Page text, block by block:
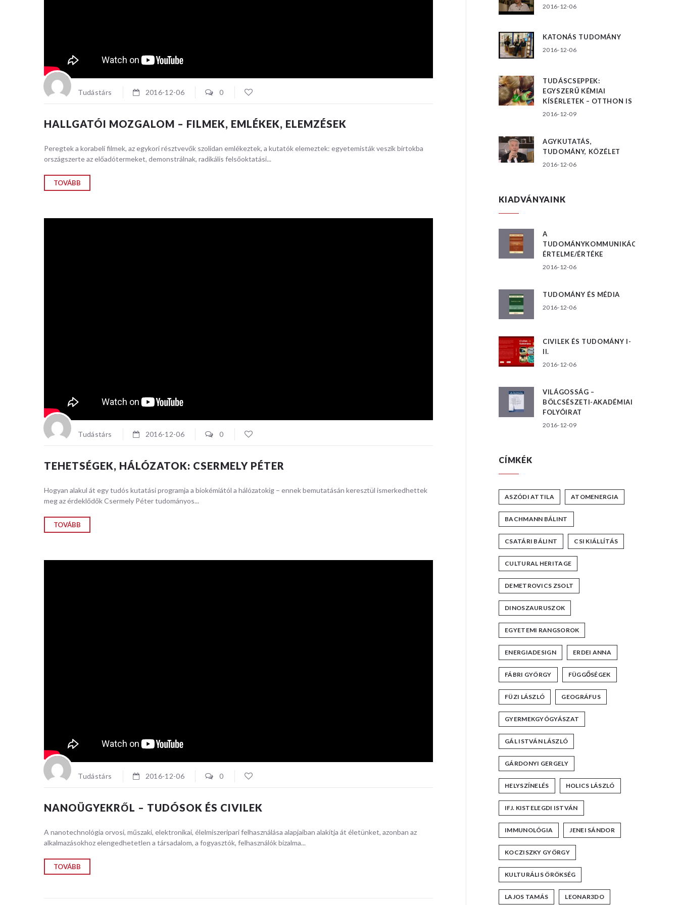
Tudástárs 2016-12-06 0
HALLGATÓI MOZGALOM – FILMEK, EMLÉKEK, ELEMZÉSEK
Peregtek a korabeli filmek, az egykori résztvevők szolidan emlékeztek, a kutatók elemeztek: egyetemisták veszik birtokba
országszerte az előadótermeket, demonstrálnak, radikális felsőoktatási...
TOVÁBB
Tudástárs 2016-12-06 0
TEHETSÉGEK, HÁLÓZATOK: CSERMELY PÉTER
Hogyan alakul át egy tudós kutatási programja a biokémiától a hálózatokig – ennek bemutatásán keresztül ismerkedhettek
meg az érdeklődők Csermely Péter tudományos...
TOVÁBB
Tudástárs 2016-12-06 0
NANOÜGYEKRŐL – TUDÓSOK ÉS CIVILEK
A nanotechnológia orvosi, műszaki, elektronikai, élelmiszeripari felhasználása alapjaiban alakítja át életünket, azonban az
alkalmazásokhoz elengedhetetlen a társadalom, a fogyasztók, felhasználók bizalma...
TOVÁBB
2016-12-06
KATONÁS TUDOMÁNY
2016-12-06
TUDÁSCSEPPEK:
EGYSZERŰ KÉMIAI
KÍSÉRLETEK – OTTHON IS
2016-12-09
AGYKUTATÁS,
TUDOMÁNY, KÖZÉLET
2016-12-06
KIADVÁNYAINK
A
TUDOMÁNYKOMMUNIKÁCIÓ
ÉRTELME/ÉRTÉKE
2016-12-06
TUDOMÁNY ÉS MÉDIA
2016-12-06
CIVILEK ÉS TUDOMÁNY I-
II.
2016-12-06
VILÁGOSSÁG –
BÖLCSÉSZETI-AKADÉMIAI
FOLYÓIRAT
2016-12-09
CÍMKÉK
ASZÓDI ATTILA ATOMENERGIA
BACHMANN BÁLINT
CSATÁRI BÁLINT CSI KIÁLLÍTÁS
CULTURAL HERITAGE
DEMETROVICS ZSOLT
DINOSZAURUSZOK
EGYETEMI RANGSOROK
ENERGIADESIGN ERDEI ANNA
FÁBRI GYÖRGY FÜGGŐSÉGEK
FÜZI LÁSZLÓ GEOGRÁFUS
GYERMEKGYÓGYÁSZAT
GÁL ISTVÁN LÁSZLÓ
GÁRDONYI GERGELY
HELYSZÍNELÉS HOLICS LÁSZLÓ
IFJ. KISTELEGDI ISTVÁN
IMMUNOLÓGIA JENEI SÁNDOR
KOCZISZKY GYÖRGY
KULTURÁLIS ÖRÖKSÉG
LAJOS TAMÁS LEONAR3DO